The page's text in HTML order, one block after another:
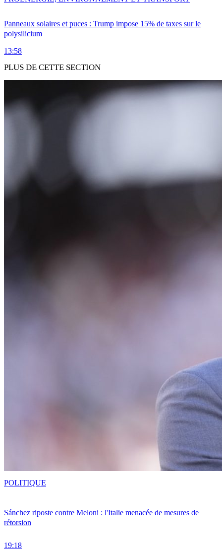
Panneaux solaires et puces : Trump impose 15% de taxes sur le
polysilicium
13:58
PLUS DE CETTE SECTION
Sánchez riposte contre Meloni : l'Italie menacée de mesures de
rétorsion
19:18
POLITIQUE